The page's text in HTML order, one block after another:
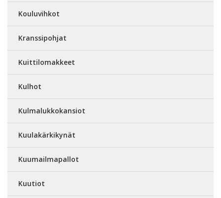
Kouluvihkot
Kranssipohjat
Kuittilomakkeet
Kulhot
Kulmalukkokansiot
Kuulakärkikynät
Kuumailmapallot
Kuutiot